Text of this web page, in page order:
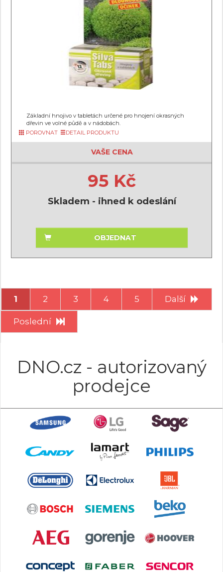
Základní hnojivo v tabletách určené pro hnojení okrasných
dřevin ve volné půdě a v nádobách.
POROVNAT
DETAIL PRODUKTU
VAŠE CENA
95 Kč
Skladem - ihned k odeslání
OBJEDNAT
1 2 3 4 5 Další
Poslední
DNO.cz - autorizovaný
prodejce